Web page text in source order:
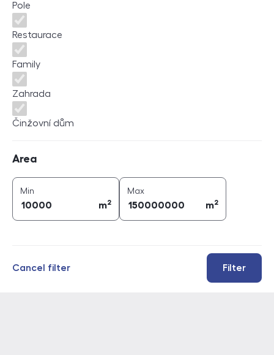
Pole
Restaurace
Family
Zahrada
Činžovní dům
Area
Min
m2
Maxarea (
m2
Filter
Cancel filter